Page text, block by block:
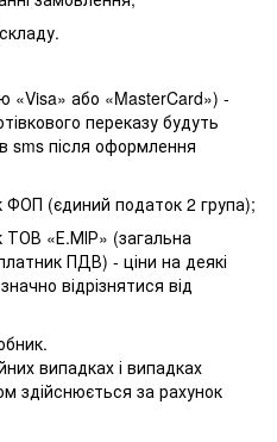
«Visa» або «MasterCard») -
переказу будуть
sms після оформлення
ФОП (єдиний податок 2 група);
ТОВ «Е.МІР» (загальна
ПДВ) - ціни на деякі
відрізнятися від
випадках і випадках
здійснюється за рахунок